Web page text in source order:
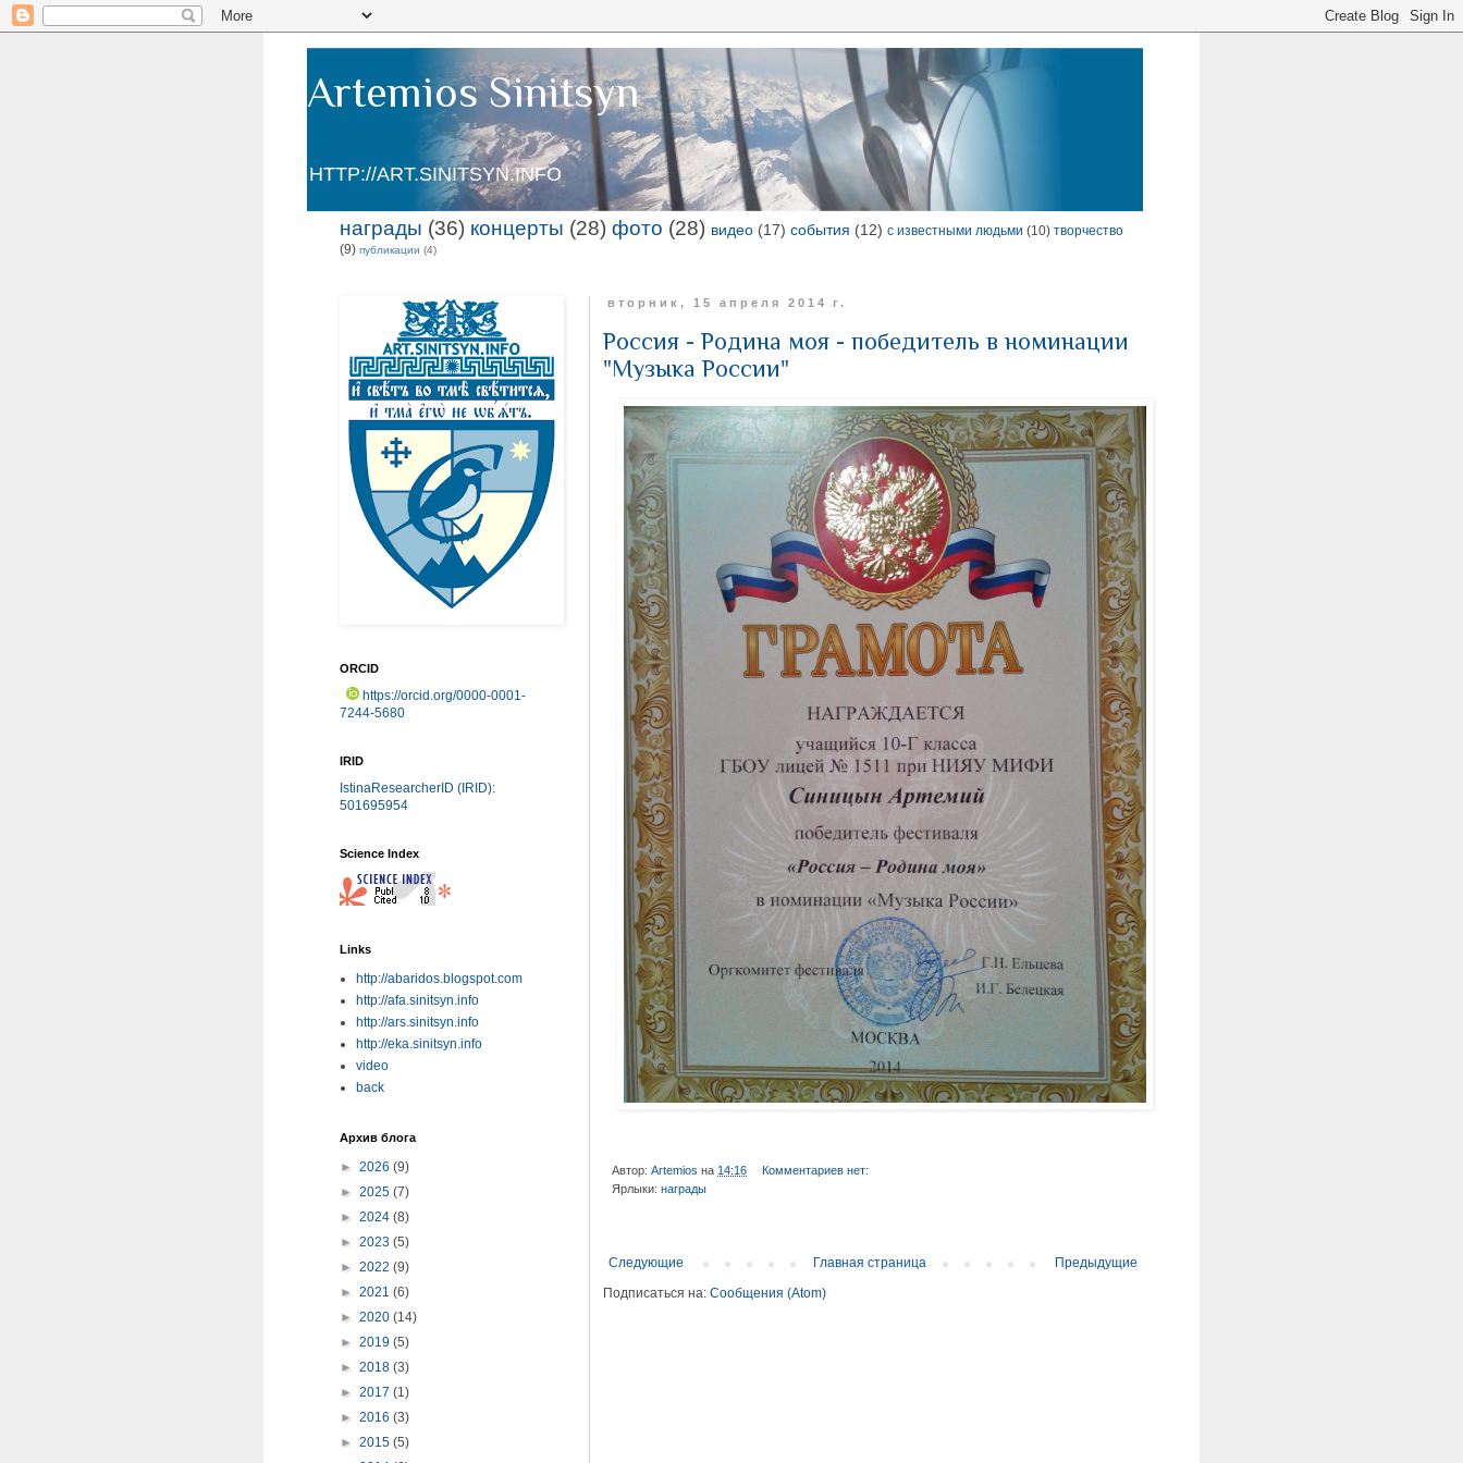
Artemios Sinitsyn
HTTP://ART.SINITSYN.INFO
награды (36) концерты (28) фото (28) видео (17) события (12) с известными людьми (10) творчество
(9) публикации (4)
вторник, 15 апреля 2014 г.
Россия - Родина моя - победитель в номинации
"Музыка России"
Автор: Artemios на 14:16
Комментариев нет:
Ярлыки: награды
Следующие Предыдущие
Главная страница
Подписаться на: Сообщения (Atom)
ORCID
https://orcid.org/0000-0001-
7244-5680
IRID
IstinaResearcherID (IRID):
501695954
Science Index
Links
http://abaridos.blogspot.com
http://afa.sinitsyn.info
http://ars.sinitsyn.info
http://eka.sinitsyn.info
video
back
Архив блога
► 2026 (9)
► 2025 (7)
► 2024 (8)
► 2023 (5)
► 2022 (9)
► 2021 (6)
► 2020 (14)
► 2019 (5)
► 2018 (3)
► 2017 (1)
► 2016 (3)
► 2015 (5)